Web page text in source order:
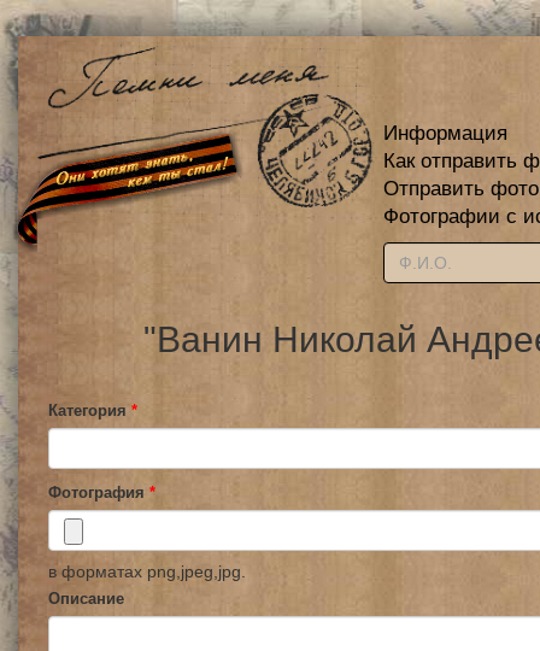
Информация
Как отправить
Отправить
Фотографии с
"Ванин Николай
Категория *
Фотография *
в форматах png,jpeg,jpg.
Описание